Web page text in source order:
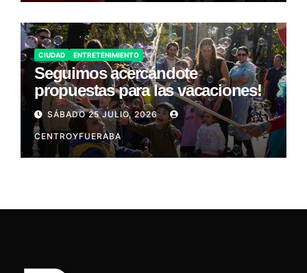
CIUDAD ENTRETENIMIENTO
Seguimos acercándote
propuestas para las vacaciones!
SÁBADO 25 JULIO, 2026
CENTROYFUERABA